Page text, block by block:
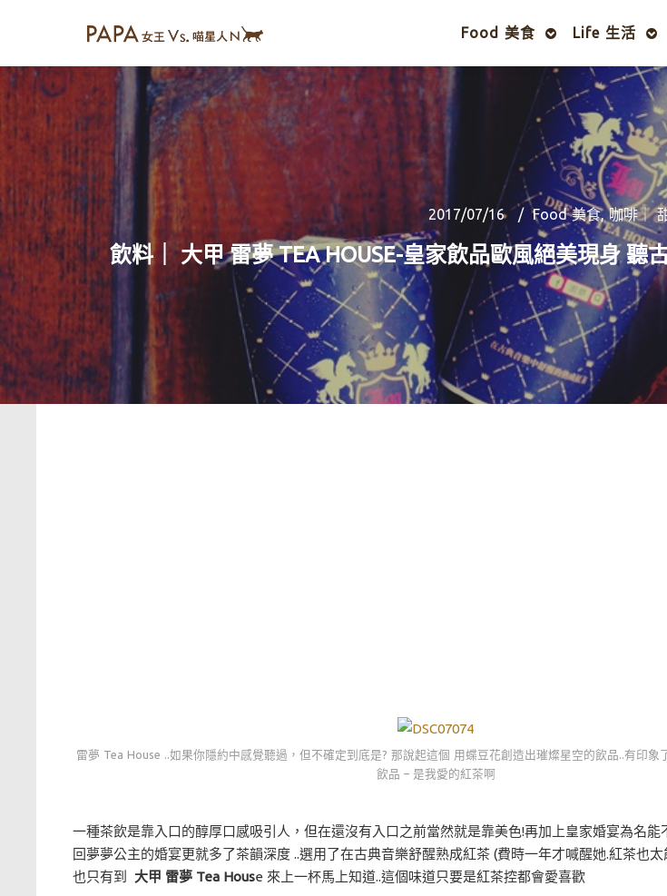
Food 美食 Life 生活
2017/07/16 Food 美食,咖啡｜
飲料｜ 大甲 雷夢 TEA HOUSE-皇家飲品歐風絕美現身
雷夢 Tea House ..如果你隱約中感覺聽過，但不確定到底是? 那說起這個 用蝶豆花創造出璀燦星空的飲品..有印
飲品 – 是我愛的紅茶啊
一種茶飲是靠入口的醇厚口感吸引人，但在還沒有入口之前當然就是靠美色!再加上皇家婚宴為名能
回夢夢公主的婚宴更就多了茶韻深度 ..選用了在古典音樂舒醒熟成紅茶 (費時一年才喊醒她.紅茶也
也只有到 大甲 雷夢 Tea House 來上一杯馬上知道..這個味道只要是紅茶控都會愛喜歡